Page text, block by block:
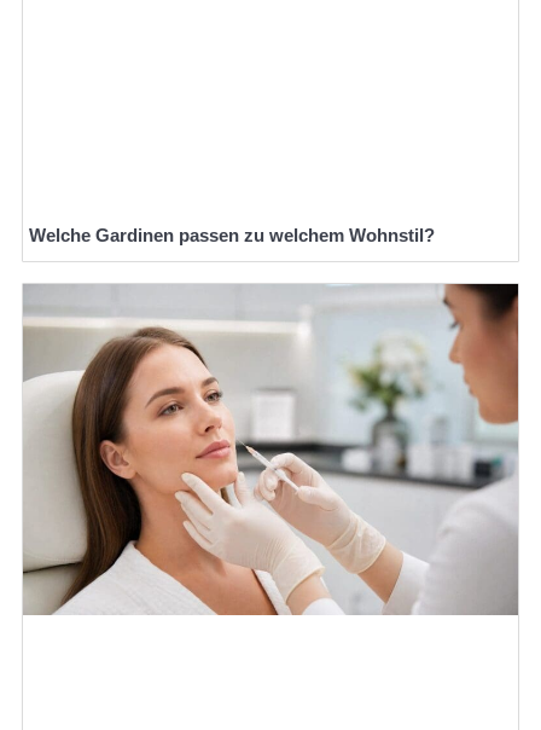
Welche Gardinen passen zu welchem Wohnstil?